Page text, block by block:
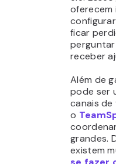
no ecommerce?
é o conjunto de
acompanhar, controlar